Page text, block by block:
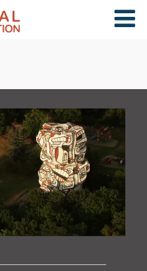
×
PAYS
CARTE
COLLECTIONS